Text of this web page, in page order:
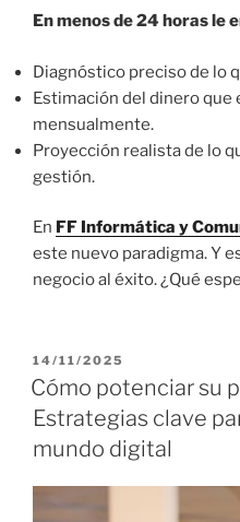
En menos de 24 horas le
Diagnóstico preciso de lo
Estimación del dinero que
mensualmente.
Proyección realista de lo
gestión.
En FF Informática y
este nuevo paradigma. Y
negocio al éxito. ¿Qué
P
U
B
L
C
14/11/2025
Cómo potenciar su
Estrategias clave
mundo digital